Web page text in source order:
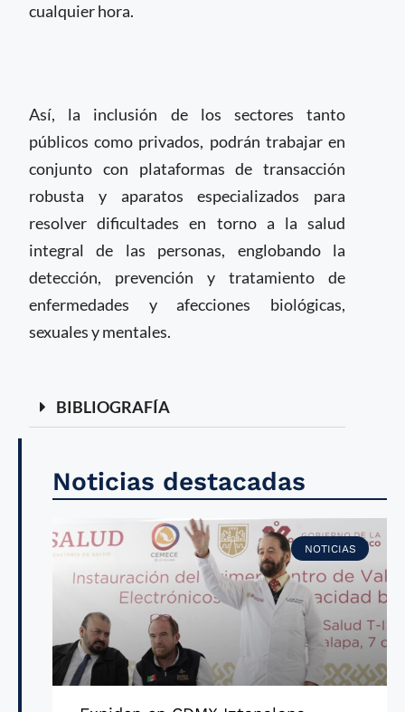
cualquier hora.
Así, la inclusión de los sectores tanto
públicos como privados, podrán trabajar en
conjunto con plataformas de transacción
robusta y aparatos especializados para
resolver dificultades en torno a la salud
integral de las personas, englobando la
detección, prevención y tratamiento de
enfermedades y afecciones biológicas,
sexuales y mentales.
BIBLIOGRAFÍA
Noticias destacadas
NOTICIAS